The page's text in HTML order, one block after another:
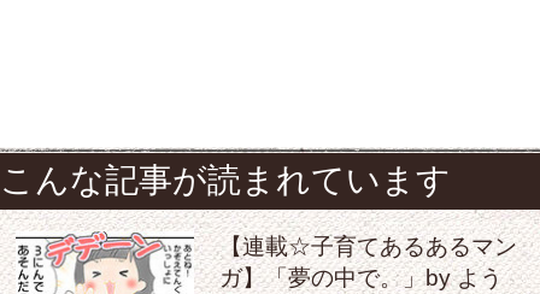
こんな記事が読まれています
【連載☆子育てあるあるマン
ガ】「夢の中で。」by よう